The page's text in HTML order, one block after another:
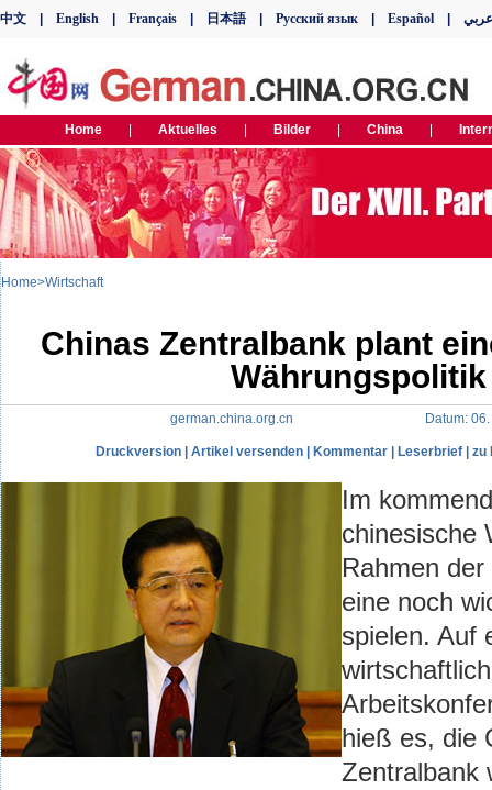
Home>Wirtschaft
Chinas Zentralbank plant
Währungspolitik
german.china.org.cn Datum: 06.
Druckversion Artikel versenden Kommentar Leserbrief zu
Im
chinesische
Rahmen
eine noch
spielen. Auf
hieß es, die
Zentralbank